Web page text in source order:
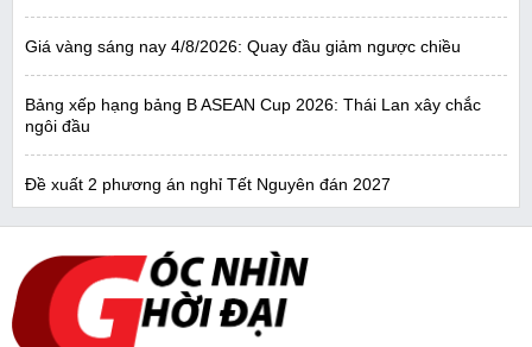
Giá vàng sáng nay 4/8/2026: Quay đầu giảm ngược chiều
Bảng xếp hạng bảng B ASEAN Cup 2026: Thái Lan xây chắc
ngôi đầu
Đề xuất 2 phương án nghỉ Tết Nguyên đán 2027